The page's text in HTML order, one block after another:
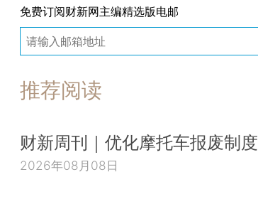
免费订阅财新网主编精选版电邮
推荐阅读
财新周刊｜优化摩托车报废制度
2026年08月08日